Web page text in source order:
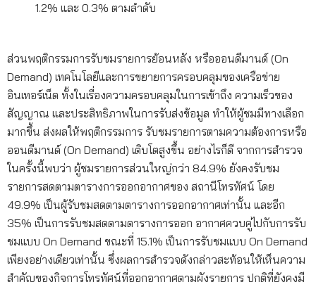
1.2% และ 0.3% ตามลำดับ
ส่วนพฤติกรรมการรับชมรายการย้อนหลัง หรือออนดีมานด์ (On
Demand) เทคโนโลยีและการขยายการครอบคลุมของเครือข่าย
อินเทอร์เน็ต ทั้งในเรื่องความครอบคลุมในการเข้าถึง ความเร็วของ
สัญญาณ และประสิทธิภาพในการรับส่งข้อมูล ทำให้ผู้ชมมีทางเลือก
มากขึ้น ส่งผลให้พฤติกรรมการ รับชมรายการตามความต้องการหรือ
ออนดีมานด์ (On Demand) เติบโตสูงขึ้น อย่างไรก็ดี จากการสำรวจ
ในครั้งนี้พบว่า ผู้ชมรายการส่วนใหญ่กว่า 84.9% ยังคงรับชม
รายการสดตามตารางการออกอากาศของ สถานีโทรทัศน์ โดย
49.9% เป็นผู้รับชมสดตามตารางการออกอากาศเท่านั้น และอีก
35% เป็นการรับชมสดตามตารางการออก อากาศควบคู่ไปกับการรับ
ชมแบบ On Demand ขณะที่ 15.1% เป็นการรับชมแบบ On Demand
เพียงอย่างเดียวเท่านั้น ซึ่งผลการสำรวจดังกล่าวสะท้อนให้เห็นความ
สำคัญของกิจการโทรทัศน์ที่ออกอากาศตามผังรายการ ปกติที่ยังคงมี